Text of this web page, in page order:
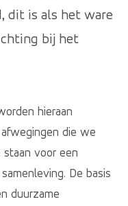
dit is als het ware
bij het
hieraan
die we
staan voor een
De basis
duurzame